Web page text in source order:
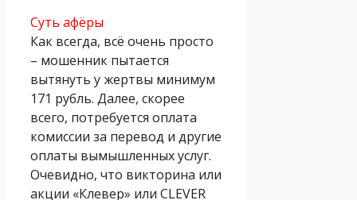
Суть афёры
Как всегда, всё очень просто
– мошенник пытается
вытянуть у жертвы минимум
171 рубль. Далее, скорее
всего, потребуется оплата
комиссии за перевод и другие
оплаты вымышленных услуг.
Очевидно, что викторина или
акции «Клевер» или CLEVER